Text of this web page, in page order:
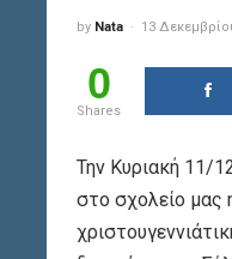
by Nata 13
0
Shares
Την Κυριακή 11/
στο σχολείο μας